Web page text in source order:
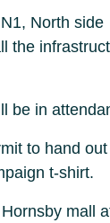
North
the
be in
to hand
t-shirt.
mall